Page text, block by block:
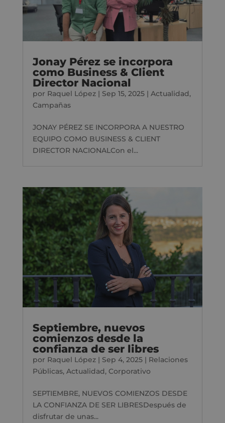
Jonay Pérez se incorpora
como Business & Client
Director Nacional
por Raquel López| Sep 15, 2025| Actualidad,
Campañas
JONAY PÉREZ SE INCORPORA A NUESTRO
EQUIPO COMO BUSINESS & CLIENT
DIRECTOR NACIONALCon el...
Septiembre, nuevos
comienzos desde la
confianza de ser libres
por Raquel López| Sep 4, 2025| Relaciones
Públicas, Actualidad, Corporativo
SEPTIEMBRE, NUEVOS COMIENZOS DESDE
LA CONFIANZA DE SER LIBRESDespués de
disfrutar de unas...